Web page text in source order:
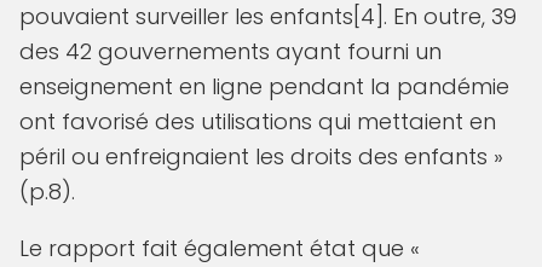
pouvaient surveiller les enfants[4]. En outre, 39
des 42 gouvernements ayant fourni un
enseignement en ligne pendant la pandémie
ont favorisé des utilisations qui mettaient en
péril ou enfreignaient les droits des enfants »
(p.8).
Le rapport fait également état que «